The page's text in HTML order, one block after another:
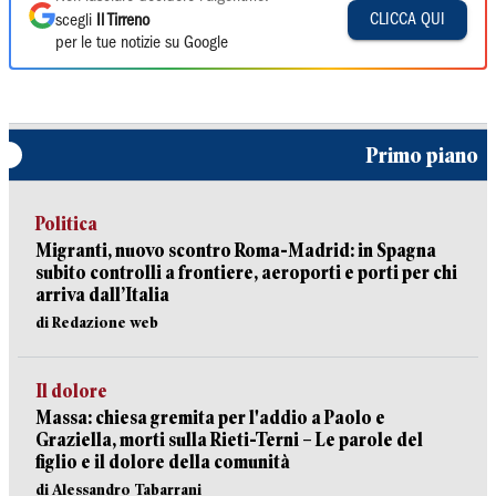
scegli
Il Tirreno
per le tue notizie su Google
CLICCA QUI
Primo piano
Politica
Migranti, nuovo scontro Roma-Madrid: in Spagna
subito controlli a frontiere, aeroporti e porti per chi
arriva dall’Italia
di Redazione web
Il dolore
Massa: chiesa gremita per l'addio a Paolo e
Graziella, morti sulla Rieti-Terni – Le parole del
figlio e il dolore della comunità
di Alessandro Tabarrani